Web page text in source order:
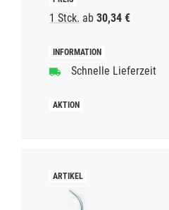
1 Stck. ab 30,34 €
Schnelle Lieferzeit